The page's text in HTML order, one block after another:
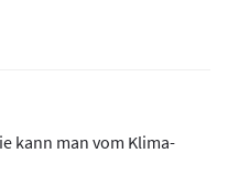
kann man vom Klima-